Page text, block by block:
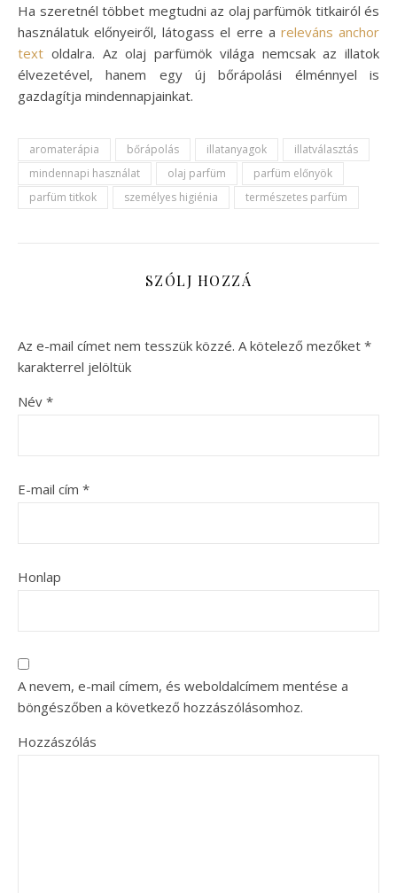
Ha szeretnél többet megtudni az olaj parfümök titkairól és
használatuk előnyeiről, látogass el erre a releváns anchor
text oldalra. Az olaj parfümök világa nemcsak az illatok
élvezetével, hanem egy új bőrápolási élménnyel is
gazdagítja mindennapjainkat.
aromaterápia bőrápolás illatanyagok
illatválasztás
mindennapi használat
olaj parfüm
parfüm előnyök
parfüm titkok
személyes higiénia természetes parfüm
SZÓLJ HOZZÁ
Az e-mail címet nem tesszük közzé. A kötelező mezőket *
karakterrel jelöltük
Név *
E-mail cím *
Honlap
A nevem, e-mail címem, és weboldalcímem mentése a
böngészőben a következő hozzászólásomhoz.
Hozzászólás